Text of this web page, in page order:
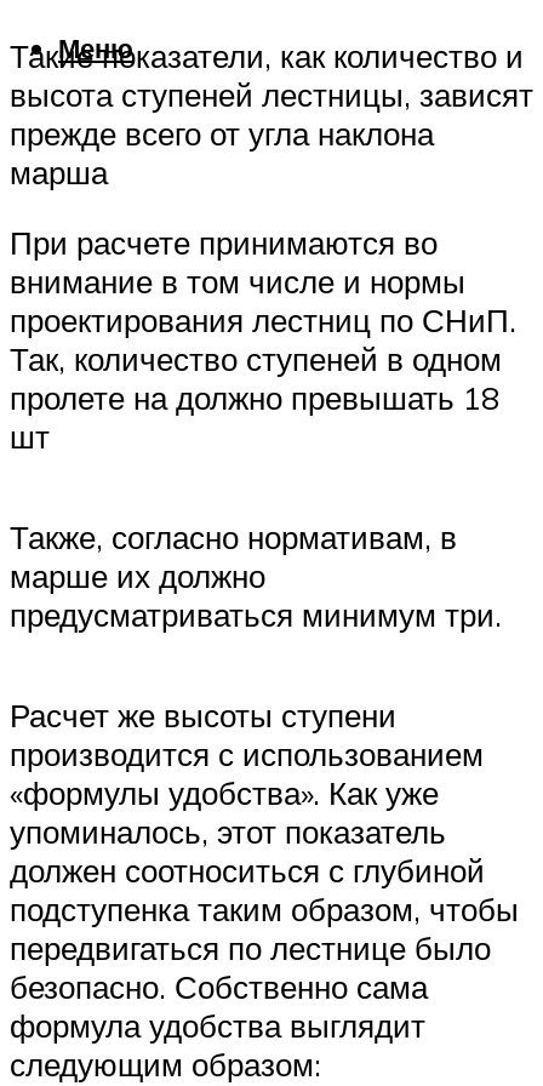
Меню
Такие показатели, как количество и
высота ступеней лестницы, зависят
прежде всего от угла наклона
марша
При расчете принимаются во
внимание в том числе и нормы
проектирования лестниц по СНиП.
Так, количество ступеней в одном
пролете на должно превышать 18
шт
Также, согласно нормативам, в
марше их должно
предусматриваться минимум три.
Расчет же высоты ступени
производится с использованием
«формулы удобства». Как уже
упоминалось, этот показатель
должен соотноситься с глубиной
подступенка таким образом, чтобы
передвигаться по лестнице было
безопасно. Собственно сама
формула удобства выглядит
следующим образом: